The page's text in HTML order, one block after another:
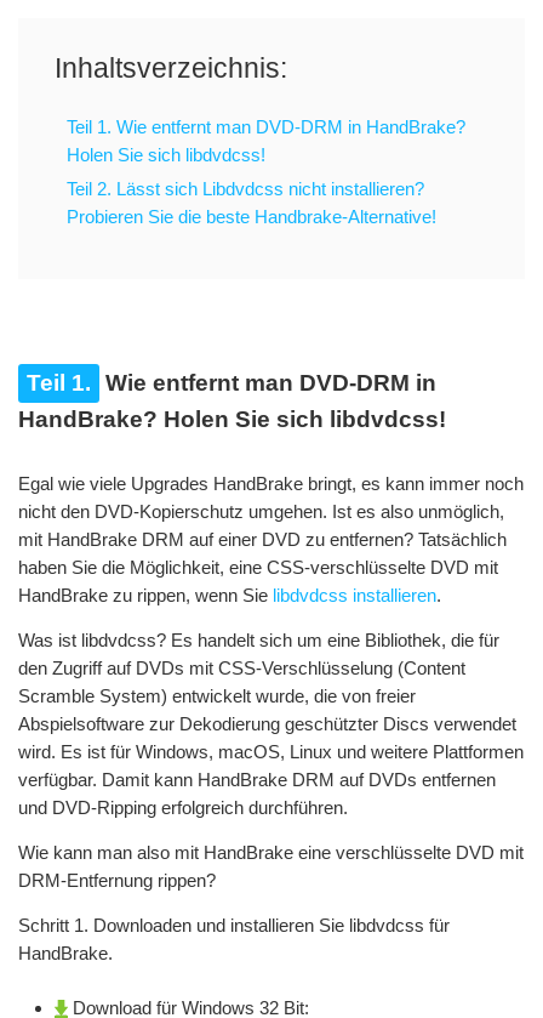
Inhaltsverzeichnis:
Teil 1. Wie entfernt man DVD-DRM in HandBrake?
Holen Sie sich libdvdcss!
Teil 2. Lässt sich Libdvdcss nicht installieren?
Probieren Sie die beste Handbrake-Alternative!
Teil 1.
Wie entfernt man DVD-DRM in
HandBrake? Holen Sie sich libdvdcss!
Egal wie viele Upgrades HandBrake bringt, es kann immer noch
nicht den DVD-Kopierschutz umgehen. Ist es also unmöglich,
mit HandBrake DRM auf einer DVD zu entfernen? Tatsächlich
haben Sie die Möglichkeit, eine CSS-verschlüsselte DVD mit
HandBrake zu rippen, wenn Sie libdvdcss installieren.
Was ist libdvdcss? Es handelt sich um eine Bibliothek, die für
den Zugriff auf DVDs mit CSS-Verschlüsselung (Content
Scramble System) entwickelt wurde, die von freier
Abspielsoftware zur Dekodierung geschützter Discs verwendet
wird. Es ist für Windows, macOS, Linux und weitere Plattformen
verfügbar. Damit kann HandBrake DRM auf DVDs entfernen
und DVD-Ripping erfolgreich durchführen.
Wie kann man also mit HandBrake eine verschlüsselte DVD mit
DRM-Entfernung rippen?
Schritt 1. Downloaden und installieren Sie libdvdcss für
HandBrake.
Download für Windows 32 Bit: